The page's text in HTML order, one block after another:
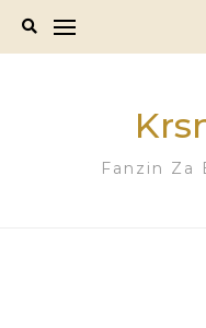
Fanzin Za